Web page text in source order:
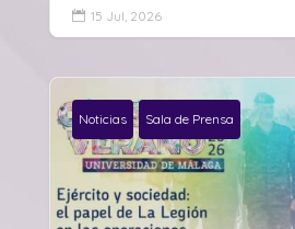
 15 Jul, 2026
Noticias Sala de Prensa